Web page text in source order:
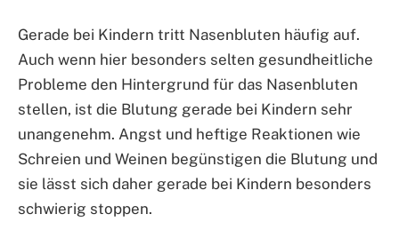
Gerade bei Kindern tritt Nasenbluten häufig auf.
Auch wenn hier besonders selten gesundheitliche
Probleme den Hintergrund für das Nasenbluten
stellen, ist die Blutung gerade bei Kindern sehr
unangenehm. Angst und heftige Reaktionen wie
Schreien und Weinen begünstigen die Blutung und
sie lässt sich daher gerade bei Kindern besonders
schwierig stoppen.